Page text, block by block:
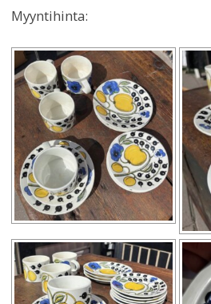
Myyntihinta: